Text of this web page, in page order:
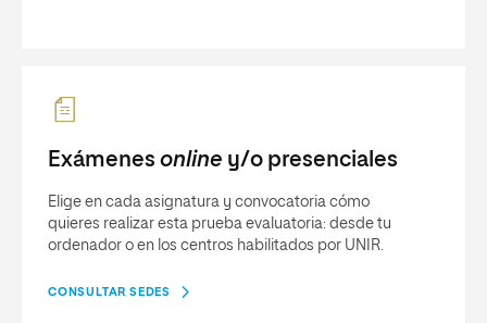
Exámenes online y/o presenciales
Elige en cada asignatura y convocatoria cómo
quieres realizar esta prueba evaluatoria: desde tu
ordenador o en los centros habilitados por UNIR.
CONSULTAR SEDES